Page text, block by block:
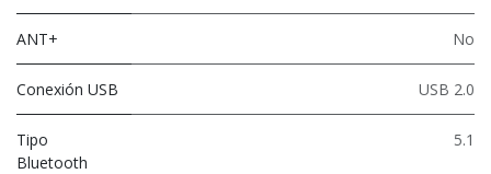
ANT+ No
Conexión USB USB 2.0
Tipo
Bluetooth
5.1